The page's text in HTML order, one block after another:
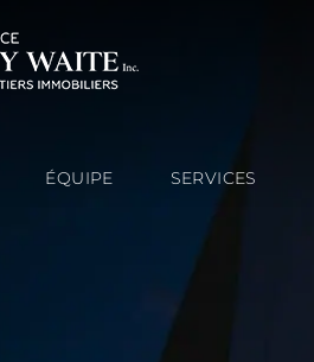
ÉQUIPE SERVICES